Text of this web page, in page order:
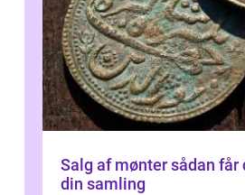
Salg af mønter sådan får du mest ud af
din samling